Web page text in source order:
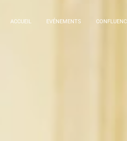
ACCUEIL EVÉNEMENTS